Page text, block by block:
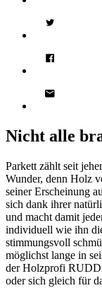
Nicht alle
Parkett zählt seit
Wunder, denn Holz
seiner Erscheinung
sich dank ihrer
und macht damit
individuell wie ihn
stimmungsvoll
möglichst lange in
der Holzprofi
oder sich gleich für